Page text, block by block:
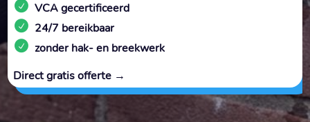
VCA gecertificeerd
24/7 bereikbaar
zonder hak- en breekwerk
Direct gratis offerte →